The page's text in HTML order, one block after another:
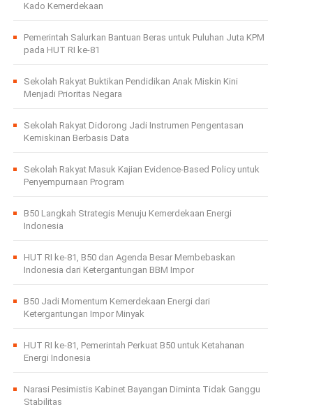
Kado Kemerdekaan
Pemerintah Salurkan Bantuan Beras untuk Puluhan Juta KPM
pada HUT RI ke-81
Sekolah Rakyat Buktikan Pendidikan Anak Miskin Kini
Menjadi Prioritas Negara
Sekolah Rakyat Didorong Jadi Instrumen Pengentasan
Kemiskinan Berbasis Data
Sekolah Rakyat Masuk Kajian Evidence-Based Policy untuk
Penyempurnaan Program
B50 Langkah Strategis Menuju Kemerdekaan Energi
Indonesia
HUT RI ke-81, B50 dan Agenda Besar Membebaskan
Indonesia dari Ketergantungan BBM Impor
B50 Jadi Momentum Kemerdekaan Energi dari
Ketergantungan Impor Minyak
HUT RI ke-81, Pemerintah Perkuat B50 untuk Ketahanan
Energi Indonesia
Narasi Pesimistis Kabinet Bayangan Diminta Tidak Ganggu
Stabilitas